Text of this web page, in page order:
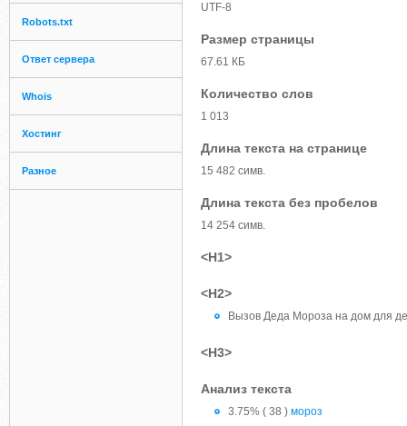
Robots.txt
Ответ сервера
Whois
Хостинг
Разное
UTF-8
Размер страницы
67.61 КБ
Количество слов
1 013
Длина текста на странице
15 482 симв.
Длина текста без пробелов
14 254 симв.
<H1>
<H2>
Вызов Деда Мороза на дом для
<H3>
Анализ текста
3.75% ( 38 ) мороз